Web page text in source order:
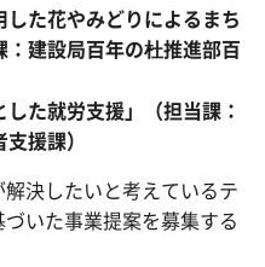
した花やみどりによるまち
建設局百年の杜推進部百
した就労支援」（担当課：
支援課）
決したいと考えているテ
いた事業提案を募集する